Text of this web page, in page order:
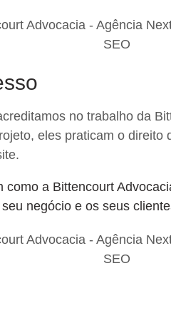
no trabalho da
eles praticam o direito
como a Bittencourt
negócio e os seus